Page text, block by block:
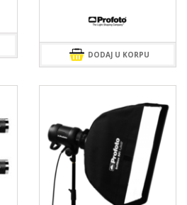
DODAJ U KORPU